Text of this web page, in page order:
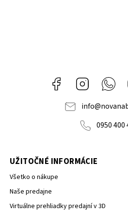
Facebook Instagram
info@
0950 400
UŽITOČNÉ INFORMÁCIE
Všetko o nákupe
Naše predajne
Virtuálne prehliadky predajní v 3D